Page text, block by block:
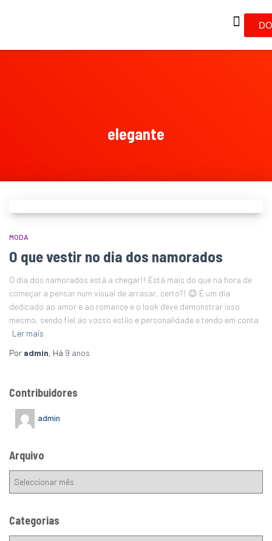
elegante
MODA
O que vestir no dia dos namorados
O dia dos namorados está a chegar!! Está mais do que na hora de
começar a pensar num visual de arrasar, certo?! 😉 É um dia
dedicado ao amor e ao romance e o look deve demonstrar isso
mesmo, sendo fiel ao vosso estilo e personalidade e tendo em conta
Ler mais
Por admin, Há 9 anos
Contribuidores
admin
Arquivo
Categorias